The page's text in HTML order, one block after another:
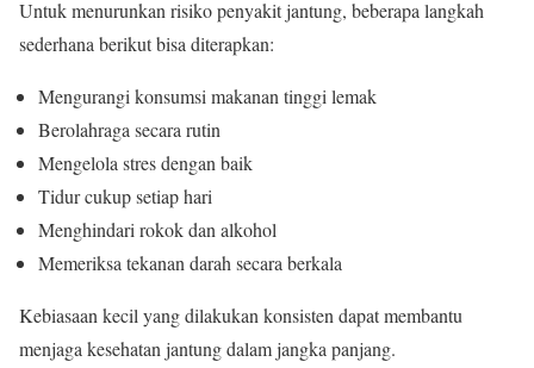
Untuk menurunkan risiko penyakit jantung, beberapa langkah
sederhana berikut bisa diterapkan:
Mengurangi konsumsi makanan tinggi lemak
Berolahraga secara rutin
Mengelola stres dengan baik
Tidur cukup setiap hari
Menghindari rokok dan alkohol
Memeriksa tekanan darah secara berkala
Kebiasaan kecil yang dilakukan konsisten dapat membantu
menjaga kesehatan jantung dalam jangka panjang.